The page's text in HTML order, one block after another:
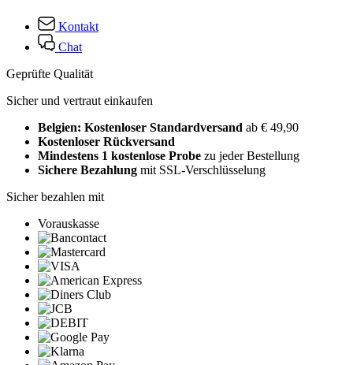
Kontakt
Chat
Geprüfte Qualität
Sicher und vertraut einkaufen
Belgien: Kostenloser Standardversand ab € 49,90
Kostenloser Rückversand
Mindestens 1 kostenlose Probe zu jeder Bestellung
Sichere Bezahlung mit SSL-Verschlüsselung
Sicher bezahlen mit
Vorauskasse